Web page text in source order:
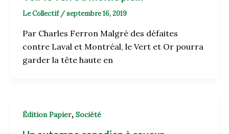
Le Collectif /septembre 16, 2019
Par Charles Ferron Malgré des défaites
contre Laval et Montréal, le Vert et Or pourra
garder la tête haute en
Édition Papier, Société